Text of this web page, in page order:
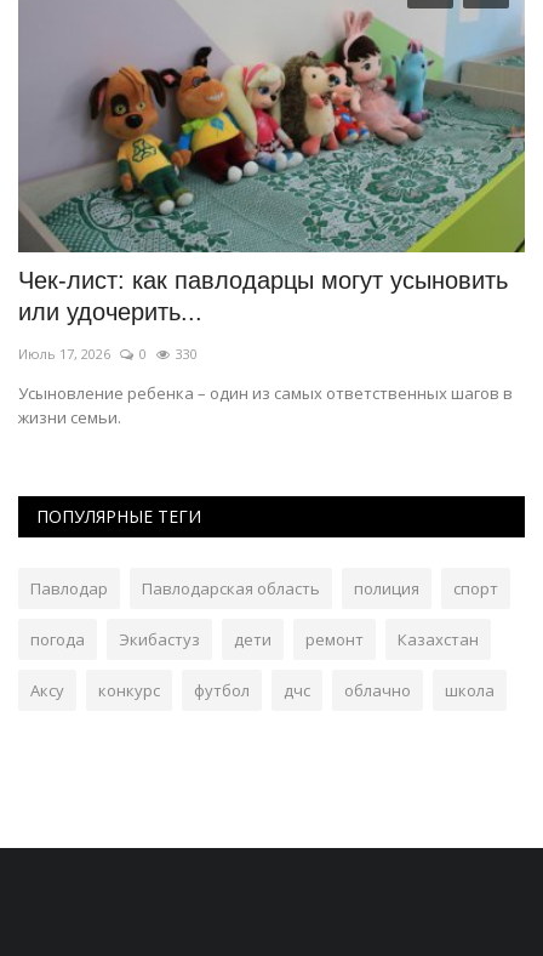
Чек-лист: как павлодарцы могут усыновить
или удочерить...
Июль 17, 2026 0 330
Усыновление ребенка – один из самых ответственных шагов в
жизни семьи.
ПОПУЛЯРНЫЕ ТЕГИ
Павлодар Павлодарская область полиция спорт
погода Экибастуз дети ремонт Казахстан
Аксу конкурс футбол дчс облачно школа